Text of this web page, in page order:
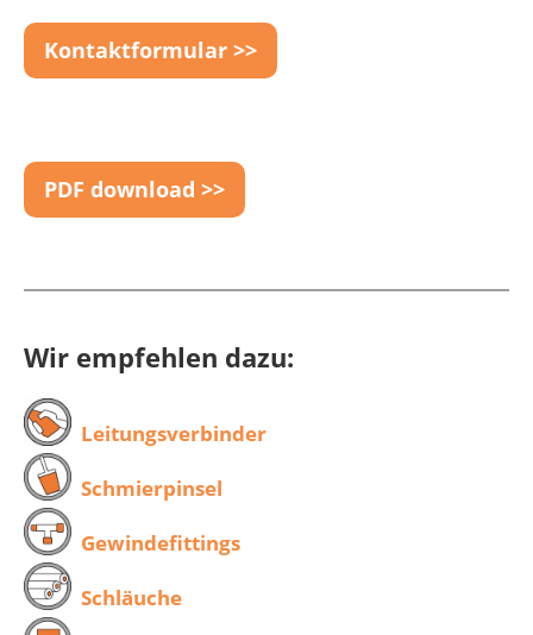
Kontaktformular >>
PDF download >>
Wir empfehlen dazu:
Leitungsverbinder
Schmierpinsel
Gewindefittings
Schläuche